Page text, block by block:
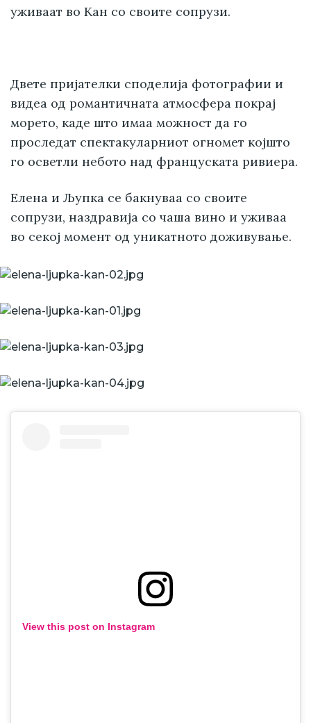
уживаат во Кан со своите сопрузи.
Двете пријателки споделија фотографии и
видеа од романтичната атмосфера покрај
морето, каде што имаа можност да го
проследат спектакуларниот огномет којшто
го осветли небото над француската ривиера.
Елена и Љупка се бакнуваа со своите
сопрузи, наздравија со чаша вино и уживаа
во секој момент од уникатното доживување.
View this post on Instagram